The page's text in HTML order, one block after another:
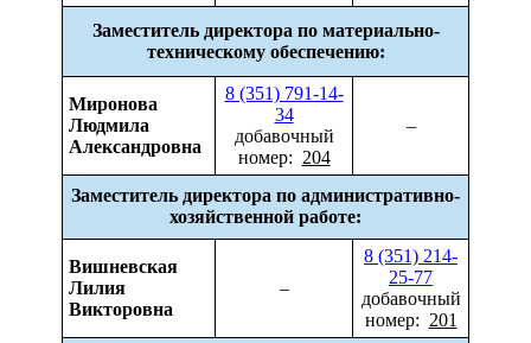
Заместитель директора по материально-
техническому обеспечению:
Миронова
Людмила
Александровна
8 (351) 791-14-
34
добавочный
номер: 204
–
Заместитель директора по административно-
хозяйственной работе:
Вишневская
Лилия
Викторовна
–
8 (351) 214-
25-77
добавочный
номер: 201